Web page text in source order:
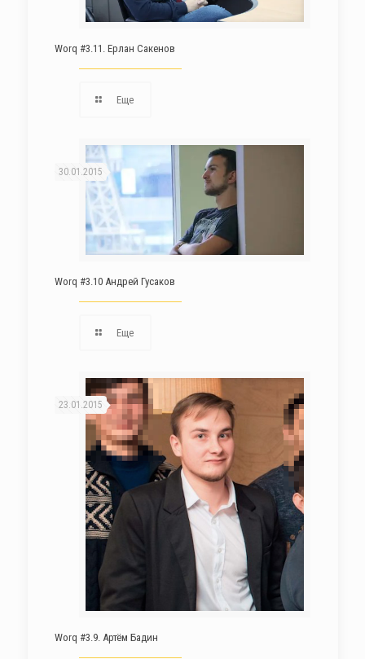
Worq #3.11. Ерлан Сакенов
Еще
30.01.2015
Worq #3.10 Андрей Гусаков
Еще
23.01.2015
Worq #3.9. Артём Бадин